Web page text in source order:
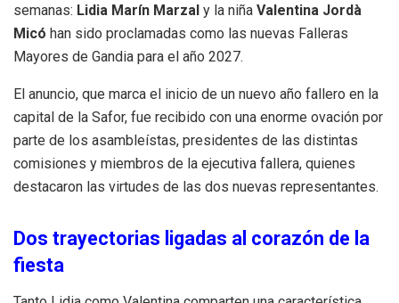
semanas: Lidia Marín Marzal y la niña Valentina Jordà
Micó han sido proclamadas como las nuevas Falleras
Mayores de Gandia para el año 2027.
El anuncio, que marca el inicio de un nuevo año fallero en la
capital de la Safor, fue recibido con una enorme ovación por
parte de los asambleístas, presidentes de las distintas
comisiones y miembros de la ejecutiva fallera, quienes
destacaron las virtudes de las dos nuevas representantes.
Dos trayectorias ligadas al corazón de la
fiesta